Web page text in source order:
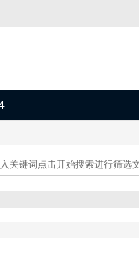
关键词点击开始搜索进行筛选